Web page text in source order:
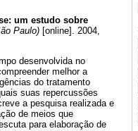
: um estudo sobre
Paulo) [online]. 2004,
desenvolvida no
melhor a
do tratamento
suas repercussões
a pesquisa realizada e
de meios que
para elaboração de